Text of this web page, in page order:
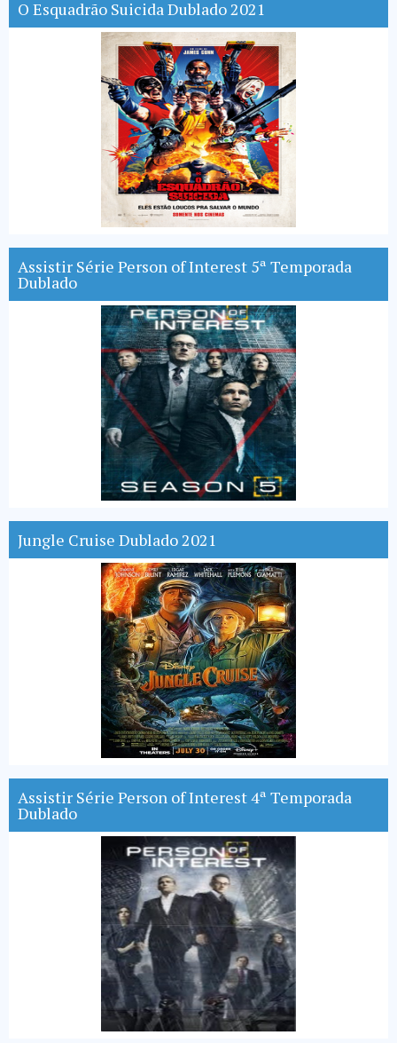
O Esquadrão Suicida Dublado 2021
Assistir Série Person of Interest 5ª Temporada
Dublado
Jungle Cruise Dublado 2021
Assistir Série Person of Interest 4ª Temporada
Dublado